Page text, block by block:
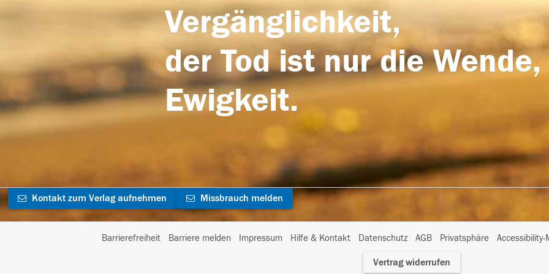
Vergänglichkeit,
der Tod ist nur die
Ewigkeit.
Kontakt zum Verlag aufnehmen Missbrauch melden
Barrierefreiheit Barriere melden Impressum Hilfe & Kontakt Datenschutz AGB Privatsphäre
I
Vertrag widerrufen